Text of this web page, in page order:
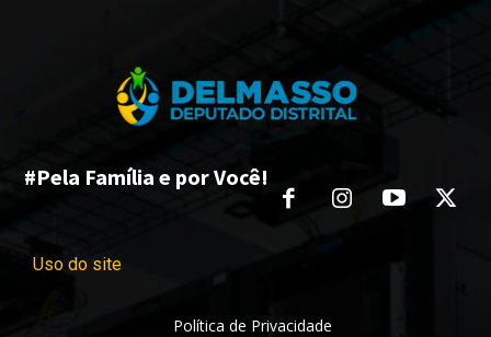
#Pela Família e por Você!
Uso do site
Política de Privacidade